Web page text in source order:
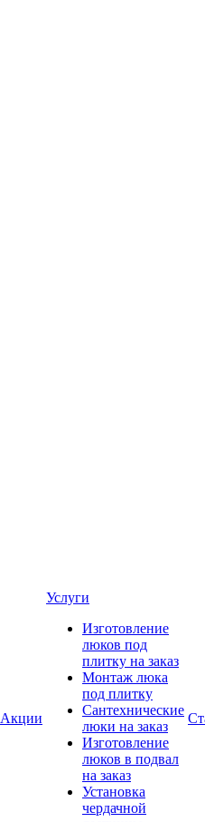
Акции
Услуги
Изготовление
люков под
плитку на заказ
Монтаж люка
под плитку
Сантехнические
люки на заказ
Изготовление
люков в подвал
на заказ
Установка
чердачной